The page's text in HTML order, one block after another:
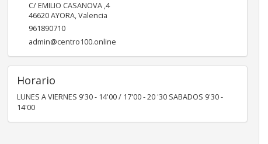
C/ EMILIO CASANOVA ,4
46620AYORA,Valencia
961890710
admin@centro100.online
Horario
LUNES A VIERNES 9'30 - 14'00 / 17'00 - 20 '30 SABADOS 9'30 -
14'00